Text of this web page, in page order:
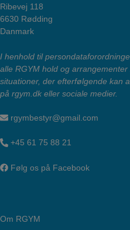
Ribevej 118
6630 Rødding
Danmark
I henhold til
alle RGYM hold og
situationer, der efterfølgende kan
på rgym.dk eller sociale medier.
rgymbestyr@gmail.com
+45 61 75 88 21
Følg os på Facebook
Om RGYM